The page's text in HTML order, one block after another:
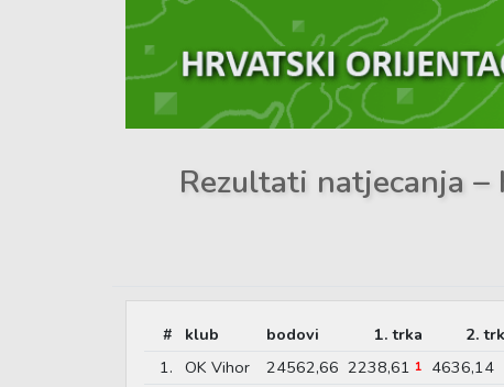
Rezultati natjecanja
# klub bodovi 1. trka 2.
1. OK Vihor 24562,66 2238,61 1 4636,14